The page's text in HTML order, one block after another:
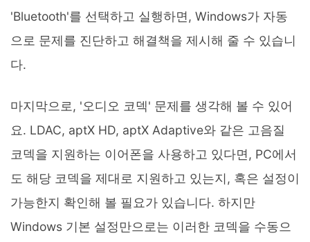
'Bluetooth'를 선택하고 실행하면, Windows가 자동
으로 문제를 진단하고 해결책을 제시해 줄 수 있습니
다.
마지막으로, '오디오 코덱' 문제를 생각해 볼 수 있어
요. LDAC, aptX HD, aptX Adaptive와 같은 고음질
코덱을 지원하는 이어폰을 사용하고 있다면, PC에서
도 해당 코덱을 제대로 지원하고 있는지, 혹은 설정이
가능한지 확인해 볼 필요가 있습니다. 하지만
Windows 기본 설정만으로는 이러한 코덱을 수동으